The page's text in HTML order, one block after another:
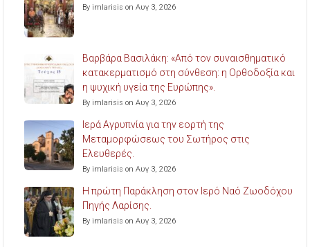
By imlarisis on Αυγ 3, 2026
Βαρβάρα Βασιλάκη: «Από τον συναισθηματικό
κατακερματισμό στη σύνθεση: η Ορθοδοξία και
η ψυχική υγεία της Ευρώπης».
By imlarisis on Αυγ 3, 2026
Ιερά Αγρυπνία για την εορτή της
Μεταμορφώσεως του Σωτήρος στις
Ελευθερές.
By imlarisis on Αυγ 3, 2026
Η πρώτη Παράκληση στον Ιερό Ναό Ζωοδόχου
Πηγής Λαρίσης.
By imlarisis on Αυγ 3, 2026